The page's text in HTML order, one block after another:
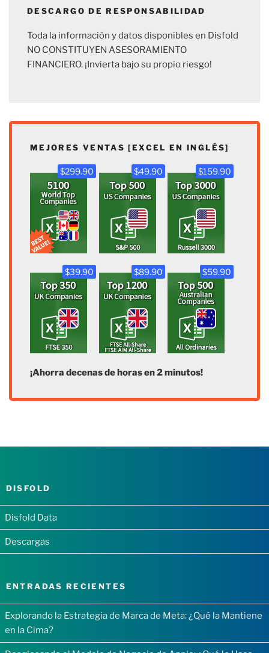
DESCARGO DE RESPONSABILIDAD
Toda la información y datos disponibles en Disfold
NO CONSTITUYEN ASESORAMIENTO
FINANCIERO. ¡Invierta bajo su propio riesgo!
MEJORES VENTAS [EXCEL EN INGLÉS]
$299.90 $49.90 $159.90
$39.90 $89.90 $59.90
¡Ahorra decenas de horas en 2 minutos!
DISFOLD
Disfold Data
Descargas
ENTRADAS RECIENTES
Explorando la Estrategia de Marca de Meta: ¿Qué la Mantiene
en la Cima?